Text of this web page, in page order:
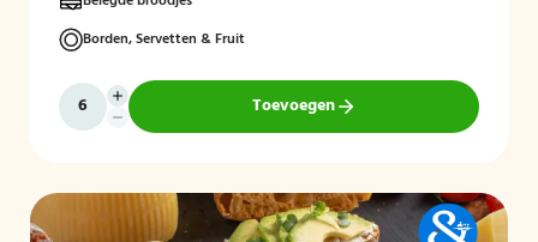
Borden, Servetten & Fruit
Toevoegen